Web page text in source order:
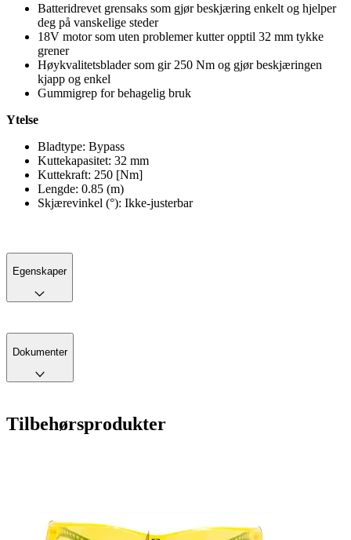
Batteridrevet grensaks som gjør beskjæring enkelt og hjelper
deg på vanskelige steder
18V motor som uten problemer kutter opptil 32 mm tykke
grener
Høykvalitetsblader som gir 250 Nm og gjør beskjæringen
kjapp og enkel
Gummigrep for behagelig bruk
Ytelse
Bladtype: Bypass
Kuttekapasitet: 32 mm
Kuttekraft: 250 [Nm]
Lengde: 0.85 (m)
Skjærevinkel (°): Ikke-justerbar
Egenskaper
Dokumenter
Tilbehørsprodukter